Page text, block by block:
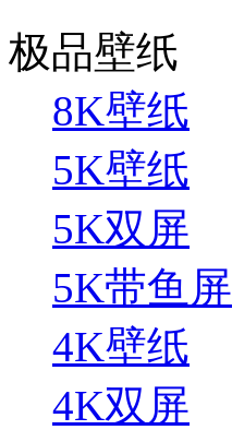
极品壁纸
8K壁纸
5K壁纸
5K双屏
5K带鱼屏
4K壁纸
4K双屏